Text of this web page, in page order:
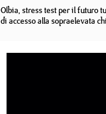
Olbia, stress test per il futuro
di accesso alla sopraelevata